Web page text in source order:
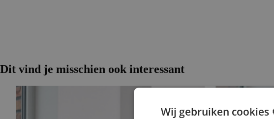
Dit vind je misschien ook interessant
Wij gebruiken cookies